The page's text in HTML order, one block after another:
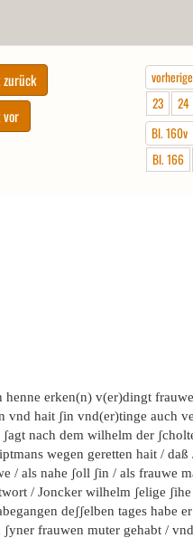
vorherige
23
24
Bl. 160v
Bl. 166
henne erken(n) v(er)dingt
vnd hait ʃin vnd(er)tinge auch
nach dem wilhelm der
wegen geretten hait / daß
/ als nahe ʃoll ʃin / als frauwe
/ Joncker wilhelm ʃelige ʃihe
deʃʃelben tages habe
ʃyner frauwen muter gehabt / vnd